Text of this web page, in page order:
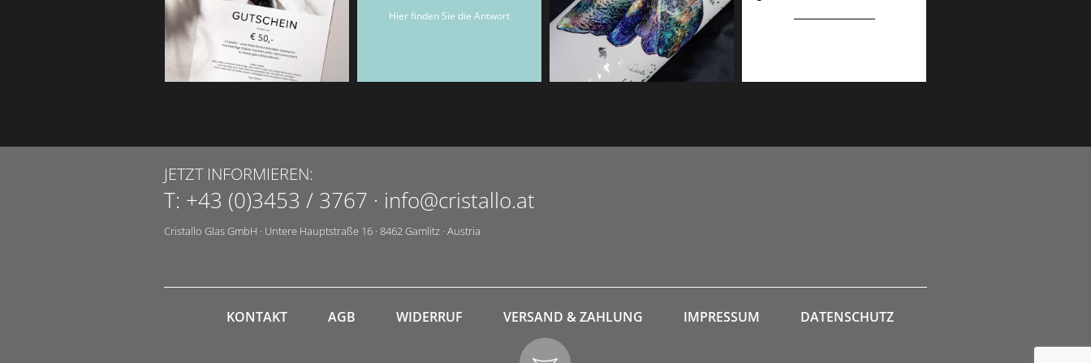
Hier finden Sie die Antwort
JETZT INFORMIEREN:
T: +43 (0)3453 / 3767 · info@cristallo.at
Cristallo Glas GmbH · Untere Hauptstraße 16 · 8462Gamlitz · Austria
KONTAKT AGB WIDERRUF VERSAND & ZAHLUNG IMPRESSUM DATENSCHUTZ